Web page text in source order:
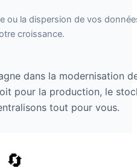
ou la dispersion de vos
croissance.
dans la modernisation
pour la production, le
tout pour vous.
🔄